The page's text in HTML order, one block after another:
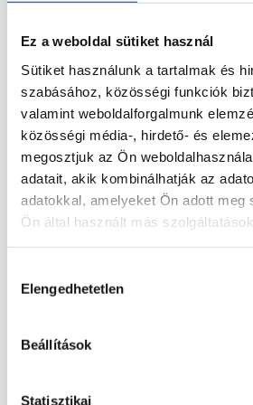
Ez a weboldal sütiket használ
Sütiket használunk a tartalmak és
szabásához, közösségi funkciók
valamint weboldalforgalmunk
közösségi média-, hirdető- és
megosztjuk az Ön
adatait, akik kombinálhatják az
adatokkal, amelyeket Ön adott meg
Ön által használt más
kiválasztása
Elengedhetetlen
Beállítások
Statisztikai
Tovább
olvasom
ELFOGYOTT
Nyers
fluorit
Bővebb
olvasom
Fluorit
hópehely
Fluorit
ásvány